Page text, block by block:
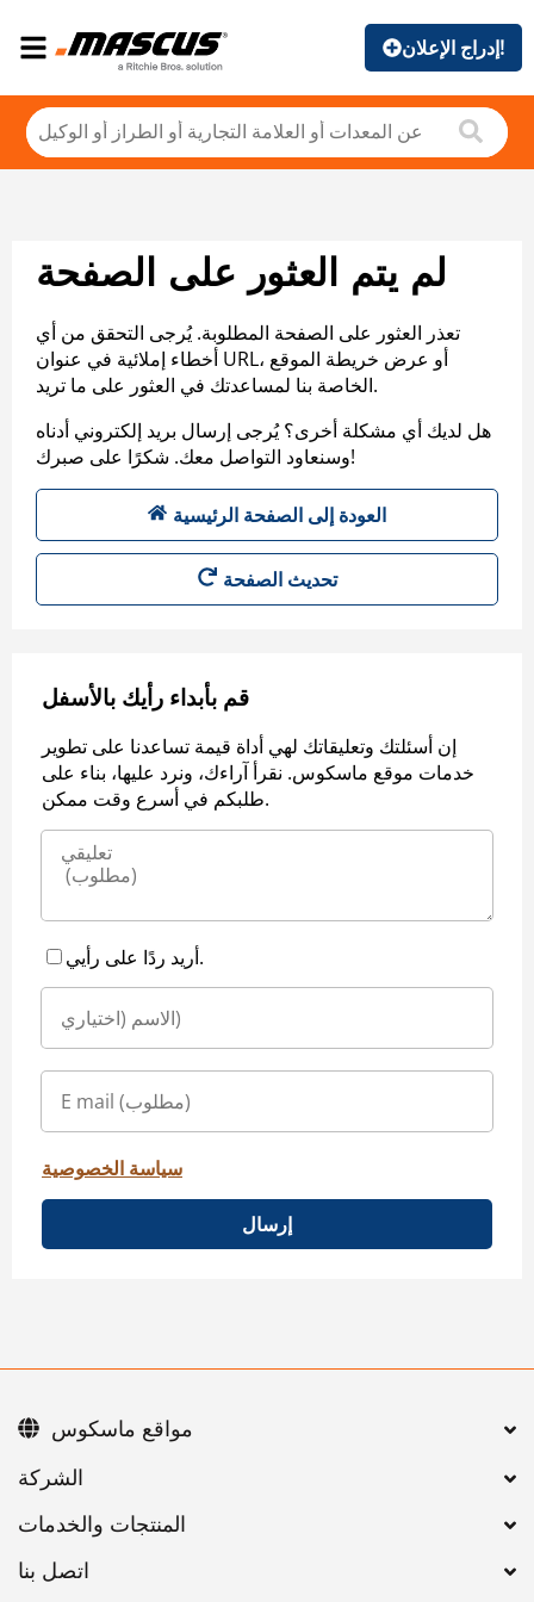
إدراج الإعلان!
لم يتم العثور على الصفحة
تعذر العثور على الصفحة المطلوبة. يُرجى التحقق من أي
أخطاء إملائية في عنوان URL، أو عرض خريطة الموقع
الخاصة بنا لمساعدتك في العثور على ما تريد.
هل لديك أي مشكلة أخرى؟ يُرجى إرسال بريد إلكتروني أدناه
وسنعاود التواصل معك. شكرًا على صبرك!
العودة إلى الصفحة الرئيسية
تحديث الصفحة
قم بأبداء رأيك بالأسفل
إن أسئلتك وتعليقاتك لهي أداة قيمة تساعدنا على تطوير
خدمات موقع ماسكوس. نقرأ آراءك، ونرد عليها، بناء على
طلبكم في أسرع وقت ممكن.
أريد ردًا على رأيي.
سياسة الخصوصية
إرسال
اتصل بنا
مواقع ماسكوس